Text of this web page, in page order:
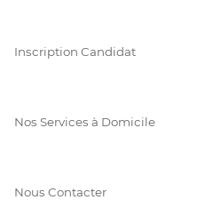
Inscription Candidat
Nos Services à Domicile
Nous Contacter